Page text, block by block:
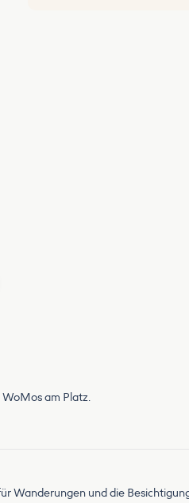
am Platz.
Wanderungen und die